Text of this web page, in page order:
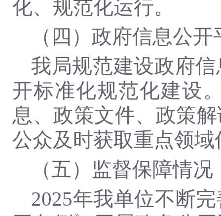
化、规范化运行。
（四）政府信息公
我局规范建设政府
开标准化规范化建设
息、政策文件、政策
公众及时获取重点领域
（五）监督保障情况
2025年我单位不断